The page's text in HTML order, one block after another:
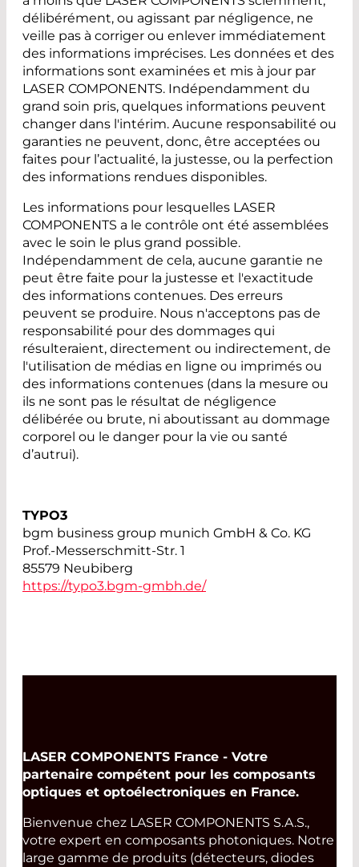
délibérément, ou agissant par négligence, ne
veille pas à corriger ou enlever immédiatement
des informations imprécises. Les données et des
informations sont examinées et mis à jour par
LASER COMPONENTS. Indépendamment du
grand soin pris, quelques informations peuvent
changer dans l'intérim. Aucune responsabilité ou
garanties ne peuvent, donc, être acceptées ou
faites pour l’actualité, la justesse, ou la perfection
des informations rendues disponibles.
Les informations pour lesquelles LASER
COMPONENTS a le contrôle ont été assemblées
avec le soin le plus grand possible.
Indépendamment de cela, aucune garantie ne
peut être faite pour la justesse et l'exactitude
des informations contenues. Des erreurs
peuvent se produire. Nous n'acceptons pas de
responsabilité pour des dommages qui
résulteraient, directement ou indirectement, de
l'utilisation de médias en ligne ou imprimés ou
des informations contenues (dans la mesure ou
ils ne sont pas le résultat de négligence
délibérée ou brute, ni aboutissant au dommage
corporel ou le danger pour la vie ou santé
d’autrui).
TYPO3
bgm business group munich GmbH & Co. KG
Prof.-Messerschmitt-Str. 1
85579 Neubiberg
https://typo3.bgm-gmbh.de/
LASER COMPONENTS France - Votre
partenaire compétent pour les composants
optiques et optoélectroniques en France.
Bienvenue chez LASER COMPONENTS S.A.S.,
votre expert en composants photoniques. Notre
large gamme de produits (détecteurs, diodes